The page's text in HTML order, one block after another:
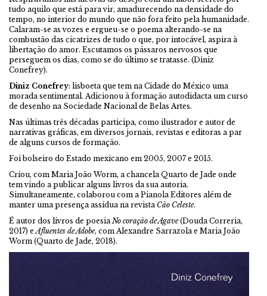
tudo aquilo que está para vir, amadurecendo na densidade do
tempo, no interior do mundo que não fora feito pela humanidade.
Calaram-se as vozes e ergueu-se o poema alterando-se na
combustão das cicatrizes de tudo o que, por intocável, aspira à
libertação do amor. Escutamos os pássaros nervosos que
perseguem os dias, como se do último se tratasse. (Diniz
Conefrey).
Diniz Conefrey: lisboeta que tem na Cidade do México uma
morada sentimental. Adicionou à formação autodidacta um curso
de desenho na Sociedade Nacional de Belas Artes.
Nas últimas três décadas participa, como ilustrador e autor de
narrativas gráficas, em diversos jornais, revistas e editoras a par
de alguns cursos de formação.
Foi bolseiro do Estado mexicano em 2005, 2007 e 2015.
Criou, com Maria João Worm, a chancela Quarto de Jade onde
tem vindo a publicar alguns livros da sua autoria.
Simultaneamente, colaborou com a Pianola Editores além de
manter uma presença assídua na revista Cão Celeste.
É autor dos livros de poesiaNo coração de Agave(Douda Correria,
2017) eAfluentes de Adobe, com Alexandre Sarrazola e Maria João
Worm (Quarto de Jade, 2018).